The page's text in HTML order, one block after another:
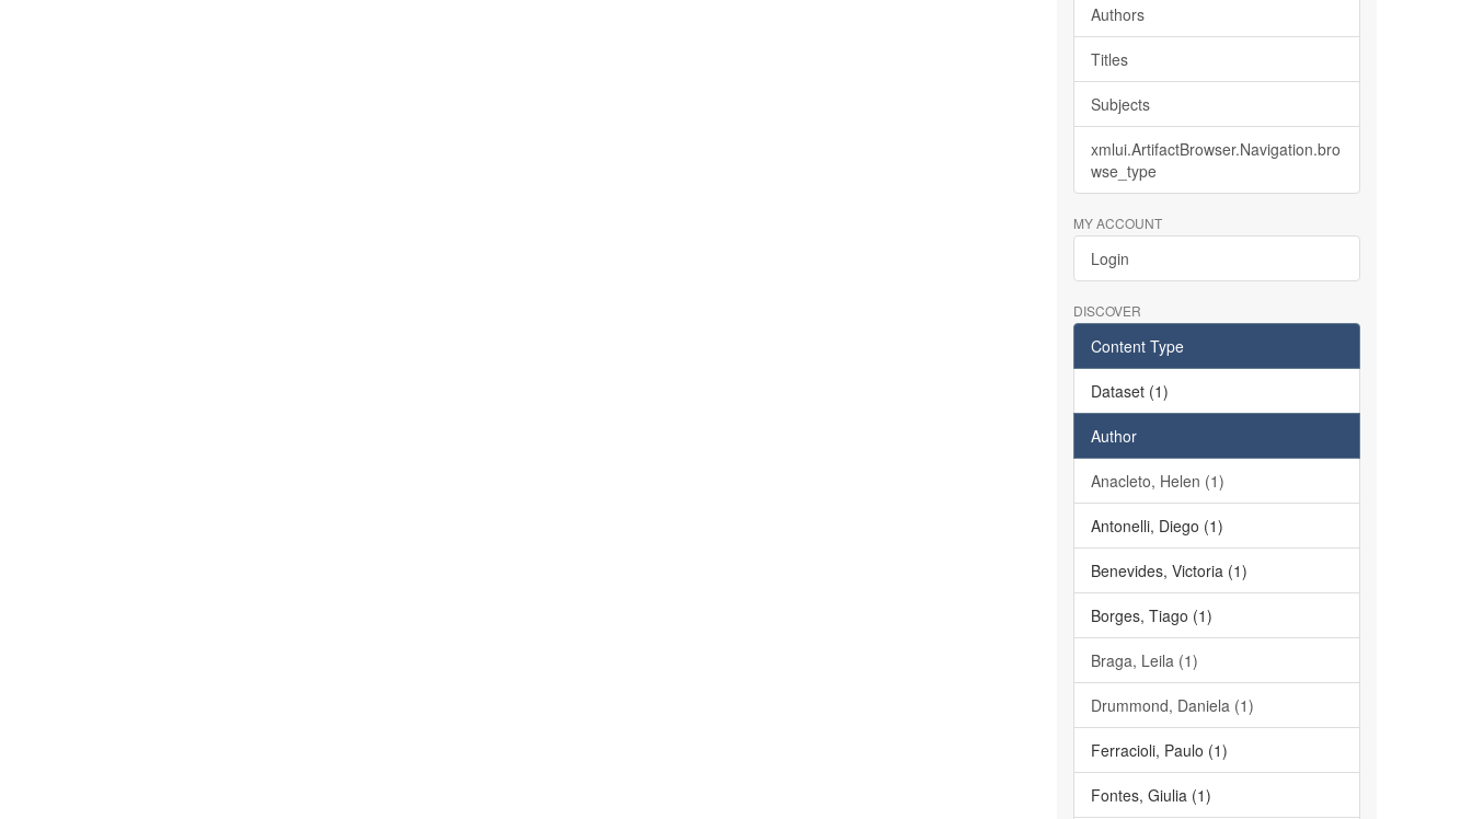
Authors
Titles
Subjects
xmlui.ArtifactBrowser.Navigation.bro
wse_type
MY ACCOUNT
Login
DISCOVER
Content Type
Dataset (1)
Author
Anacleto, Helen (1)
Antonelli, Diego (1)
Benevides, Victoria (1)
Borges, Tiago (1)
Braga, Leila (1)
Drummond, Daniela (1)
Ferracioli, Paulo (1)
Fontes, Giulia (1)